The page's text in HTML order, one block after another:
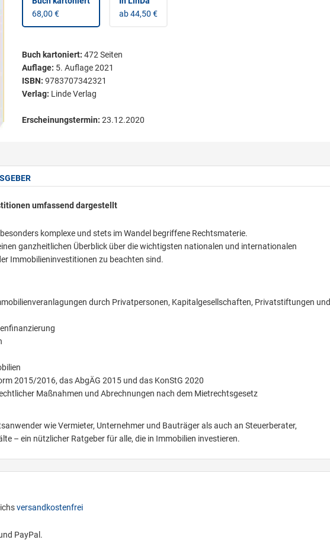
68,00 €
ab 44,50 €
Buch kartoniert: 472 Seiten
Auflage: 5. Auflage 2021
ISBN: 9783707342321
Verlag: Linde Verlag
Erscheinungstermin: 23.12.2020
umfassend dargestellt
komplexe und stets im Wandel begriffene Rechtsmaterie.
ganzheitlichen Überblick über die wichtigsten nationalen und internationalen
Immobilieninvestitionen zu beachten sind.
durch Privatpersonen, Kapitalgesellschaften, Privatstiftungen und
2015/2016, das AbgÄG 2015 und das KonStG 2020
Maßnahmen und Abrechnungen nach dem Mietrechtsgesetz
wie Vermieter, Unternehmer und Bauträger als auch an Steuerberater,
– ein nützlicher Ratgeber für alle, die in Immobilien investieren.
versandkostenfrei
PayPal.